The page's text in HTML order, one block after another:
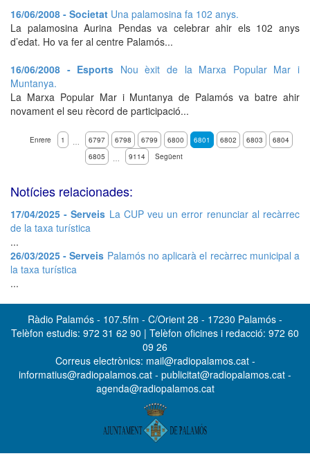
16/06/2008 - Societat Una palamosina fa 102 anys.
La palamosina Aurina Pendas va celebrar ahir els 102 anys
d’edat. Ho va fer al centre Palamós...
16/06/2008 - Esports Nou èxit de la Marxa Popular Mar i
Muntanya.
La Marxa Popular Mar i Muntanya de Palamós va batre ahir
novament el seu rècord de participació...
Enrere 1 … 6797 6798 6799 6800 6801 6802 6803
6804
6805
… 9114 Següent
Notícies relacionades:
17/04/2025 - Serveis La CUP veu un error renunciar al recàrrec
de la taxa turística
...
26/03/2025 - Serveis Palamós no aplicarà el recàrrec municipal a
la taxa turística
...
Ràdio Palamós - 107.5fm - C/Orient 28 - 17230 Palamós -
Telèfon estudis: 972 31 62 90 | Telèfon oficines i redacció: 972 60
09 26
Correus electrònics: mail@radiopalamos.cat -
informatius@radiopalamos.cat - publicitat@radiopalamos.cat -
agenda@radiopalamos.cat